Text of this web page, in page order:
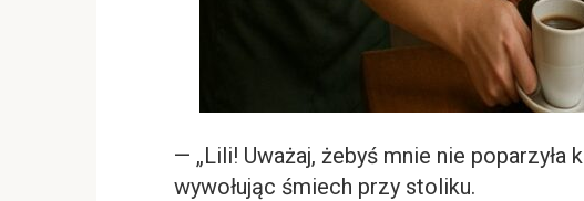
— „Lili! Uważaj, żebyś mnie nie poparzyła
wywołując śmiech przy stoliku.